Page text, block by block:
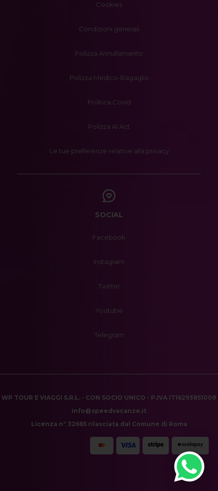
Cookies
Condizioni generali
Polizza Annullamento
Polizza Medico-Bagaglio
Politica Covid
Polizza AI Act
Le tue preferenze relative alla privacy
SOCIAL
Facebook
Instagram
Twitter
Youtube
Telegram
WP TOUR E VIAGGI S.R.L. - CON SOCIO UNICO - P.IVA IT16293851008
info@speedvacanze.it
Licenza n° 32665 rilasciata dal Comune di Roma